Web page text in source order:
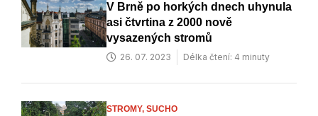
V Brně po horkých dnech uhynula
asi čtvrtina z 2000 nově
vysazených stromů
26. 07. 2023 Délka čtení: 4 minuty
STROMY, SUCHO